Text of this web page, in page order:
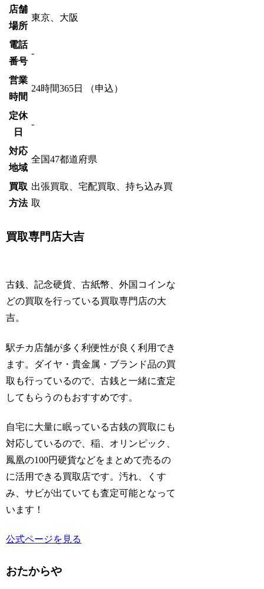
店舗
場所
東京、大阪
電話
番号
-
営業
時間
24時間365日 （申込）
定休
日
-
対応
地域
全国47都道府県
買取
方法
出張買取、宅配買取、持ち込み買
取
買取専門店大吉
古銭、記念硬貨、古紙幣、外国コインな
どの買取を行っている買取専門店の大
吉。
駅チカ店舗が多く利便性が良く利用でき
ます。ダイヤ・貴金属・ブランド品の買
取も行っているので、古銭と一緒に査定
してもらうのもおすすめです。
自宅に大量に眠っている古銭の買取にも
対応しているので、稲、オリンピック、
鳳凰の100円硬貨などをまとめて売るの
に活用できる買取店です。汚れ、くす
み、サビが出ていても査定可能となって
います！
公式ページを見る
おたからや